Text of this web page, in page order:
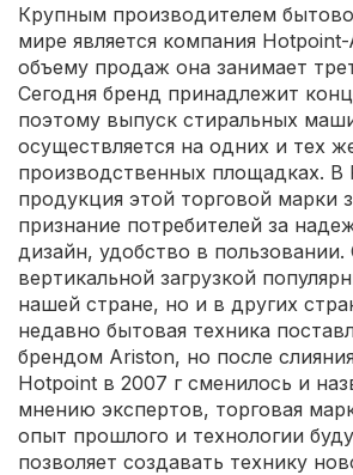
Крупным производителем
мире является компания
объему продаж она занимает
Сегодня бренд принадлежит
поэтому выпуск стиральных
осуществляется на одних и тех
производственных площадках. В
продукция этой торговой марки
признание потребителей за
дизайн, удобство в пользовании.
вертикальной загрузкой
нашей стране, но и в других
недавно бытовая техника
брендом Ariston, но после
Hotpoint в 2007 г сменилось и
мнению экспертов, торговая
опыт прошлого и технологии
позволяет создавать технику